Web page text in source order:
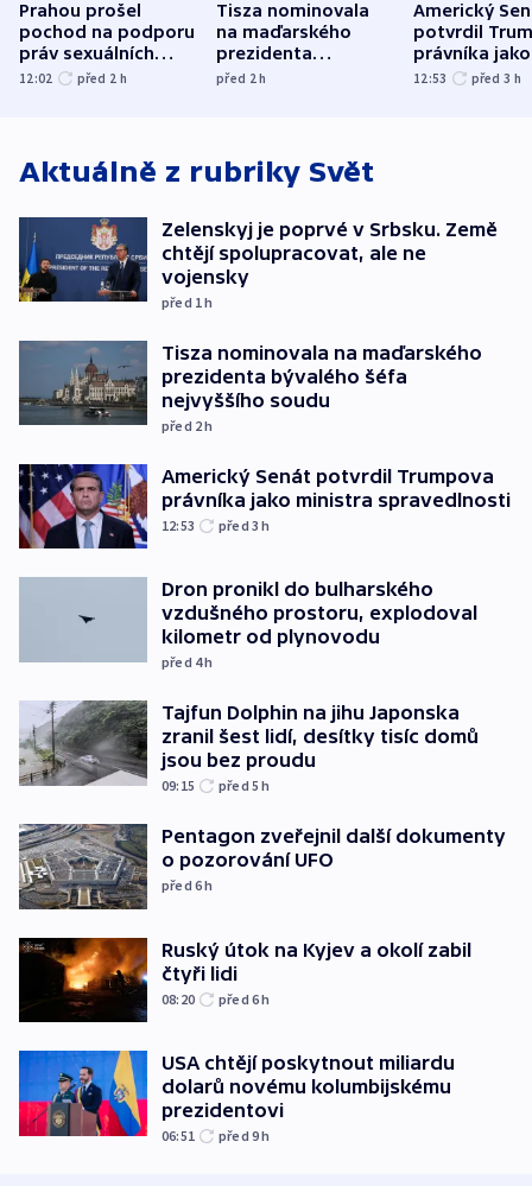
Prahou prošel
pochod na podporu
práv sexuálních
menšin
12:02 před 2 h
Tisza nominovala
na maďarského
prezidenta
bývalého šéfa
před 2h
Americký
potvrdil
právníka jako
ministra
12:53 před 3 h
Aktuálně z rubriky Svět
Zelenskyj je poprvé v Srbsku. Země
chtějí spolupracovat, ale ne
vojensky
před 1h
Tisza nominovala na maďarského
prezidenta bývalého šéfa
nejvyššího soudu
před 2h
Americký Senát potvrdil Trumpova
právníka jako ministra spravedlnosti
12:53 před 3h
Dron pronikl do bulharského
vzdušného prostoru, explodoval
kilometr od plynovodu
před 4h
Tajfun Dolphin na jihu Japonska
zranil šest lidí, desítky tisíc domů
jsou bez proudu
09:15 před 5h
Pentagon zveřejnil další dokumenty
o pozorování UFO
před 6h
Ruský útok na Kyjev a okolí zabil
čtyři lidi
08:20 před 6h
USA chtějí poskytnout miliardu
dolarů novému kolumbijskému
prezidentovi
06:51 před 9h